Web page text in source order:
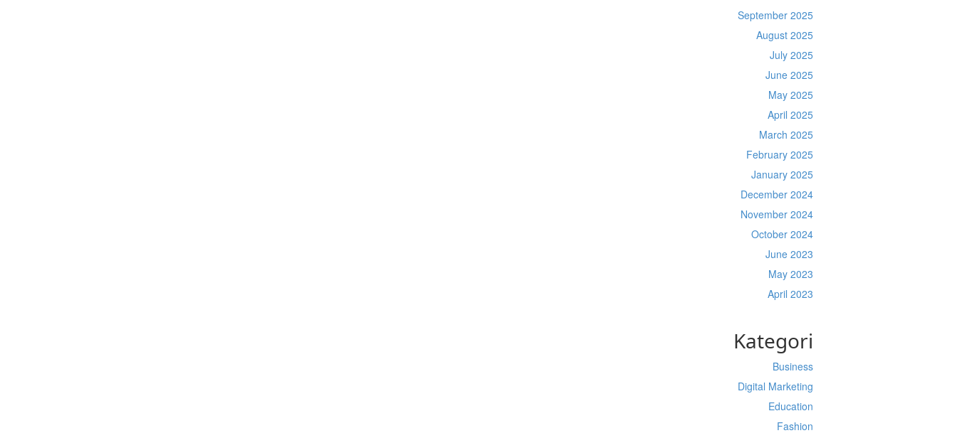
September 2025
August 2025
July 2025
June 2025
May 2025
April 2025
March 2025
February 2025
January 2025
December 2024
November 2024
October 2024
June 2023
May 2023
April 2023
Kategori
Business
Digital Marketing
Education
Fashion